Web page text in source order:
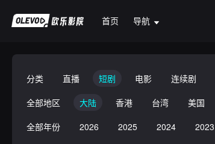
首页 导航
分类 直播 短剧 电影 连续剧
全部地区
大陆 香港 台湾 美国
全部年份
2026 2025 2024 2023